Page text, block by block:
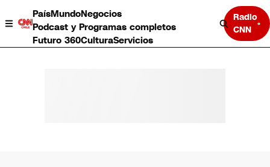
PaísMundoNegocios
Podcast y Programas completos
Futuro 360CulturaServicios
Radio
CNN